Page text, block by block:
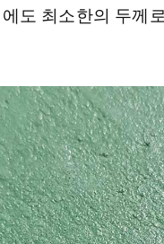
도 최소한의 두께